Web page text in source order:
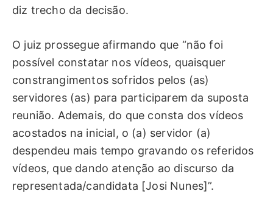
diz trecho da decisão.
O juiz prossegue afirmando que “não foi
possível constatar nos vídeos, quaisquer
constrangimentos sofridos pelos (as)
servidores (as) para participarem da suposta
reunião. Ademais, do que consta dos vídeos
acostados na inicial, o (a) servidor (a)
despendeu mais tempo gravando os referidos
vídeos, que dando atenção ao discurso da
representada/candidata [Josi Nunes]”.